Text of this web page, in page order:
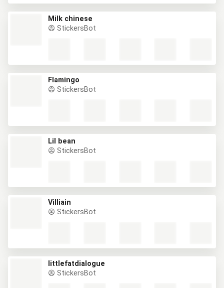
Milk chinese
StickersBot
Flamingo
StickersBot
Lil bean
StickersBot
Villiain
StickersBot
littlefatdialogue
StickersBot